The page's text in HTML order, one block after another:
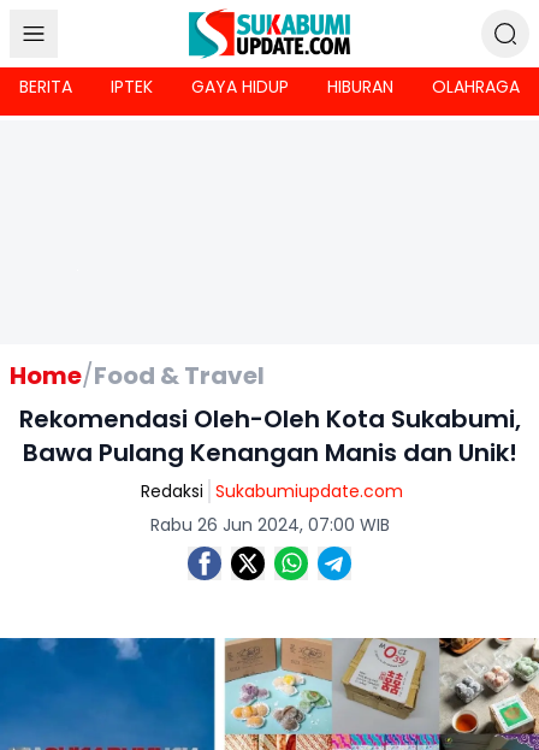
BERITA IPTEK GAYA HIDUP HIBURAN OLAHRAGA
Home/Food & Travel
Rekomendasi Oleh-Oleh Kota Sukabumi,
Bawa Pulang Kenangan Manis dan Unik!
Redaksi Sukabumiupdate.com
Rabu 26 Jun 2024, 07:00 WIB